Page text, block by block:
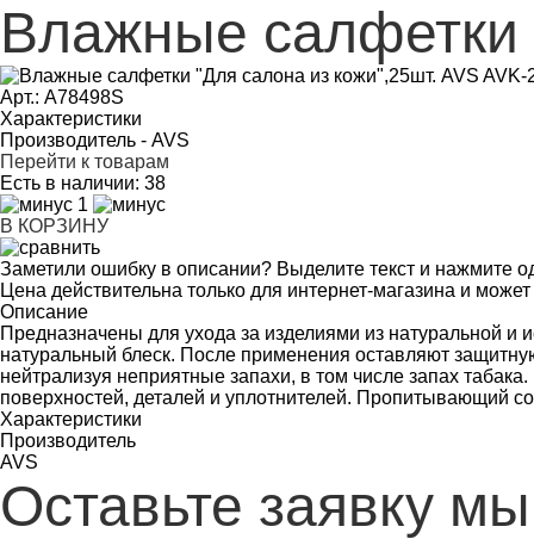
Влажные салфетки
Арт.: A78498S
Характеристики
Производитель - AVS
Перейти к товарам
Есть в наличии: 38
1
В КОРЗИНУ
Заметили ошибку в описании? Выделите текст и нажмите
Цена действительна только для интернет-магазина и
Описание
Предназначены для ухода за изделиями из натуральной и
натуральный блеск. После применения оставляют
нейтрализуя неприятные запахи, в том числе запах
поверхностей, деталей и уплотнителей. Пропитывающий
Характеристики
Производитель
AVS
Оставьте заявку